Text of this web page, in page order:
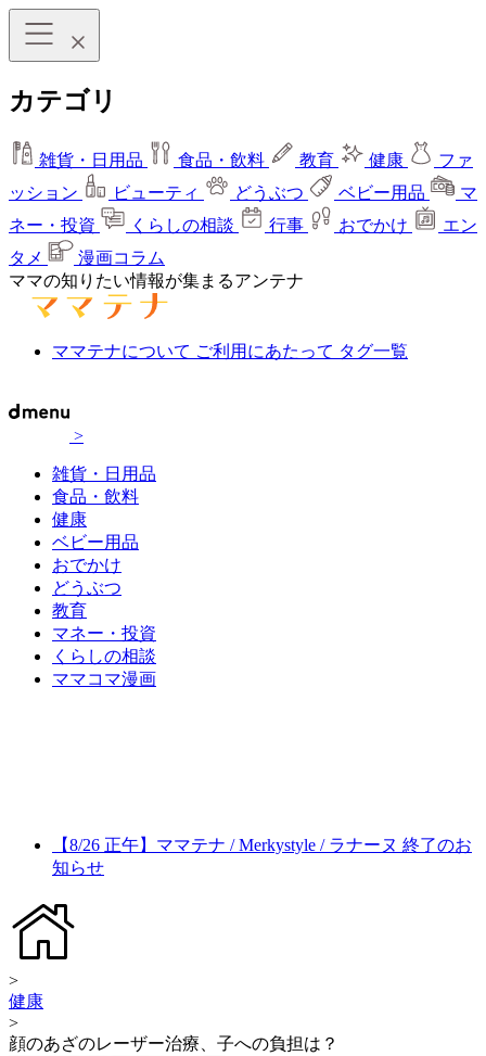
カテゴリ
雑貨・日用品 食品・飲料 教育 健康
ファ
ッション
ビューティ どうぶつ ベビー用品
マ
ネー・投資
くらしの相談 行事 おでかけ
エン
タメ
漫画コラム
ママの知りたい情報が集まるアンテナ
ママテナについて ご利用にあたって タグ一覧
>
雑貨・日用品
食品・飲料
健康
ベビー用品
おでかけ
どうぶつ
教育
マネー・投資
くらしの相談
ママコマ漫画
【8/26 正午】ママテナ / Merkystyle / ラナーヌ 終了のお
知らせ
>
健康
>
顔のあざのレーザー治療、子への負担は？